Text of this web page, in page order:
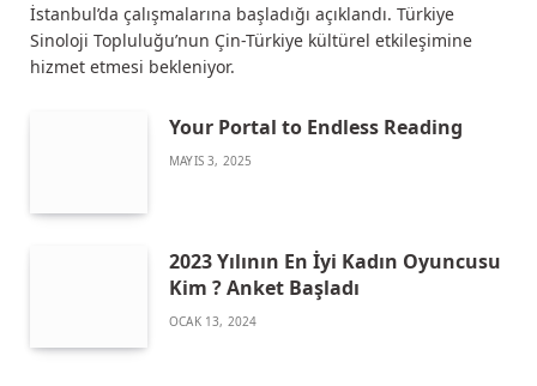
İstanbul’da çalışmalarına başladığı açıklandı. Türkiye
Sinoloji Topluluğu’nun Çin-Türkiye kültürel etkileşimine
hizmet etmesi bekleniyor.
Your Portal to Endless Reading
MAYIS 3, 2025
2023 Yılının En İyi Kadın Oyuncusu
Kim ? Anket Başladı
OCAK 13, 2024